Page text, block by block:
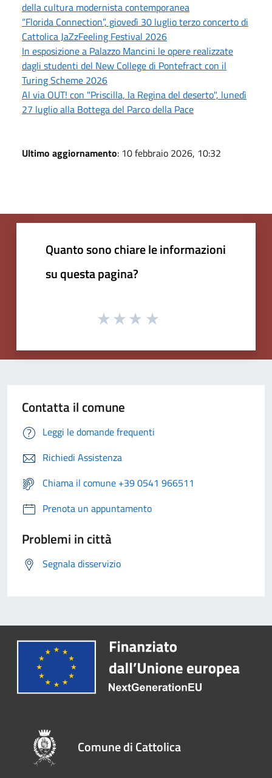
della cultura modernista contemporanea
“Florida Connection”, giovedì 30 luglio terzo concerto di
Cattolica JaZzFeeling Festival 2026
In esposizione a Palazzo Mancini le opere realizzate
dagli studenti del New College di Pontefract con il
Turing Scheme 2026
Al via OUT! con "Priscilla, la Regina del deserto", lunedì
27 luglio alla Bottega del Parco della Pace
Ultimo aggiornamento: 10 febbraio 2026, 10:32
Quanto sono chiare le informazioni
su questa pagina?
Contatta il comune
Leggi le domande frequenti
Richiedi Assistenza
Chiama il comune +39 0541 966511
Prenota un appuntamento
Problemi in città
Segnala disservizio
Comune di Cattolica